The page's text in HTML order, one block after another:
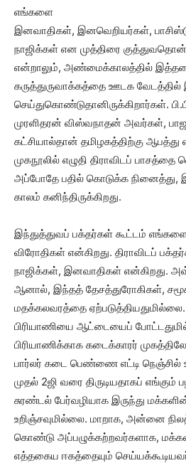
எங்களை
இனவாதிகள், இனவெறியர்கள்,
நாஜிக்கள் என முத்திரை
என்றாலும், அண்மைக்காலத்தில்
கருத்துருவாக்கத்தை ஊடக வேடத்தில்
செய்துகொண்டுதானிருக்கிறார்கள்.
முரளிதரன் விஸ்வநாதன் அவர்கள்,
கட்சியால்தான் தமிழகத்திற்கு
முகநூலில் எழுதி திராவிடப் பாசத்தை
அப்போதே பதில் கொடுக்க
காலம் கனிந்திருக்கிறது.
இந்துத்துவப் பக்தர்கள் கூட்டம்
விரோதிகள் என்கிறது. திராவிடப்
நாஜிக்கள், இனவாதிகள் என்கிறது.
ஆனால், இந்தத் தேசத்துரோகிகள்,
மதக்கலவரத்தை
பிரியாணியை ஆட்டையைப்
பிரியாணிக்காக கடைக்காரர்
பார்லர் கடை பெண்ணை எட்டி நெஞ்சில்
முதல் 2ஜி வரை திருடியதாகப் எங்கும்
சுரண்டல் பேர்வழியாக இருந்து
உறிஞ்சவுமில்லை. மாறாக, அன்னை
கொண்டு அப்பழுக்கற்றவர்களாக,
எத்தகைய ஈகத்தையும்